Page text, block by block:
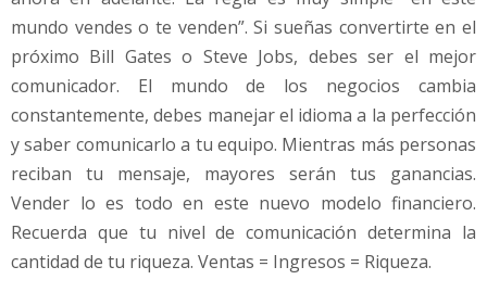
mundo vendes o te venden”. Si sueñas convertirte en el
próximo Bill Gates o Steve Jobs, debes ser el mejor
comunicador. El mundo de los negocios cambia
constantemente, debes manejar el idioma a la perfección
y saber comunicarlo a tu equipo. Mientras más personas
reciban tu mensaje, mayores serán tus ganancias.
Vender lo es todo en este nuevo modelo financiero.
Recuerda que tu nivel de comunicación determina la
cantidad de tu riqueza. Ventas = Ingresos = Riqueza.